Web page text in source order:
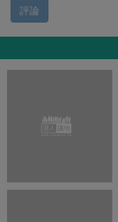
評論